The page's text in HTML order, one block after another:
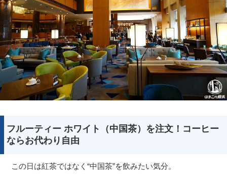
フルーティー ホワイト（中国茶）を注文！コーヒー
ならお代わり自由
この日は紅茶ではなく“中国茶”を飲みたい気分。